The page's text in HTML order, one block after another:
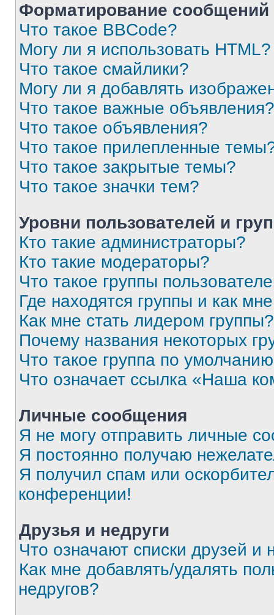
Форматирование
Что такое BBCode?
Могу ли я использовать HTML?
Что такое смайлики?
Могу ли я добавлять
Что такое важные объявления?
Что такое объявления?
Что такое прилепленные
Что такое закрытые темы?
Что такое значки тем?
Уровни пользователей и
Кто такие администраторы?
Кто такие модераторы?
Что такое группы
Где находятся группы и как
Как мне стать лидером группы?
Почему названия некоторых
Что такое группа по
Что означает ссылка «Наша
Личные сообщения
Я не могу отправить личные
Я постоянно получаю
Я получил спам или
конференции!
Друзья и недруги
Что означают списки друзей и
Как мне добавлять/удалять
недругов?